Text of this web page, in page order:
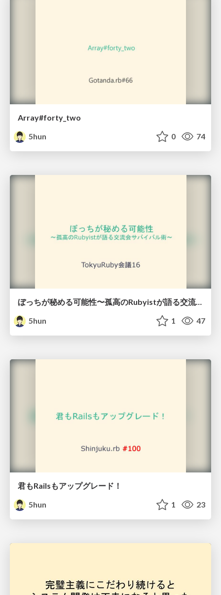
Array#forty_two
5hun
0 74
ぼっちが秘める可能性 〜孤高のRubyistが語る交流会サバイバル術〜
5hun
1 47
君もRailsもアップグレード！
5hun
1 23